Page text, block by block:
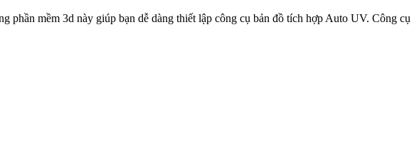
mềm 3d này giúp bạn dễ dàng thiết lập công cụ bản đồ tích hợp Auto UV. Công cụ